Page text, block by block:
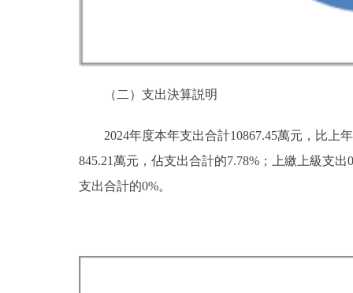
（二）支出決算説明
2024年度本年支出合計10867.45萬元，比上
845.21萬元，佔支出合計的7.78%；上繳上級支
支出合計的0%。